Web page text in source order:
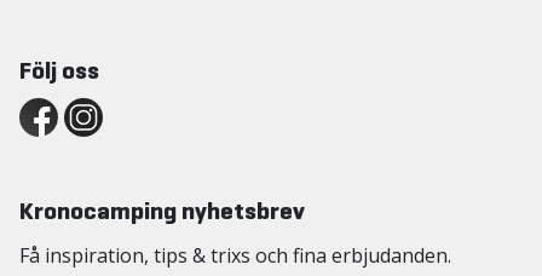
Följ oss
Kronocamping nyhetsbrev
Få inspiration, tips & trixs och fina erbjudanden.